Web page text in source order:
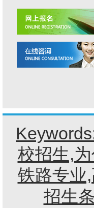
校招生,
铁路专业
招生